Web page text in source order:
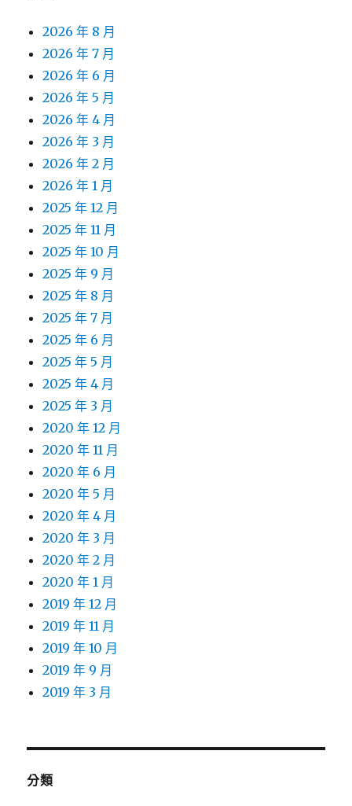
2026 年 8 月
2026 年 7 月
2026 年 6 月
2026 年 5 月
2026 年 4 月
2026 年 3 月
2026 年 2 月
2026 年 1 月
2025 年 12 月
2025 年 11 月
2025 年 10 月
2025 年 9 月
2025 年 8 月
2025 年 7 月
2025 年 6 月
2025 年 5 月
2025 年 4 月
2025 年 3 月
2020 年 12 月
2020 年 11 月
2020 年 6 月
2020 年 5 月
2020 年 4 月
2020 年 3 月
2020 年 2 月
2020 年 1 月
2019 年 12 月
2019 年 11 月
2019 年 10 月
2019 年 9 月
2019 年 3 月
分類